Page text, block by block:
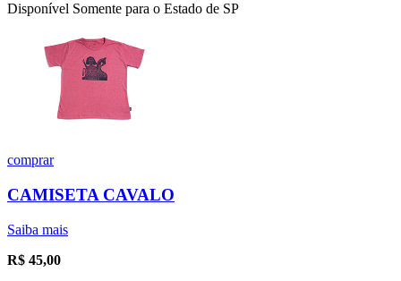
Disponível Somente para o Estado de SP
comprar
CAMISETA CAVALO
Saiba mais
R$ 45,00